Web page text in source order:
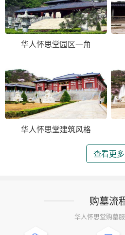
华人怀思堂园区一角
华人怀思堂建筑风格
查看更多
购墓流
华人怀思堂购墓